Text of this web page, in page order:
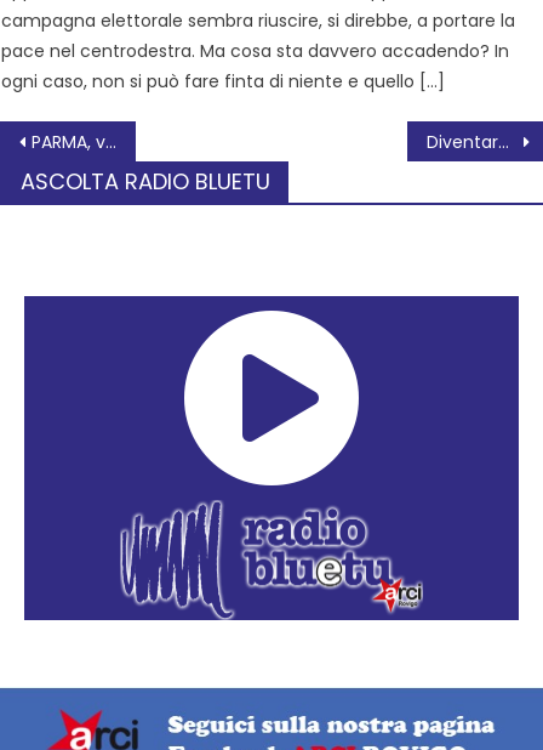
campagna elettorale sembra riuscire, si direbbe, a portare la
pace nel centrodestra. Ma cosa sta davvero accadendo? In
ogni caso, non si può fare finta di niente e quello […]
PARMA, visita al Complesso Monumentale della Pilotta Diventare Matteotti ad Adria in occasione della festa della Liberazione
ASCOLTA RADIO BLUETU